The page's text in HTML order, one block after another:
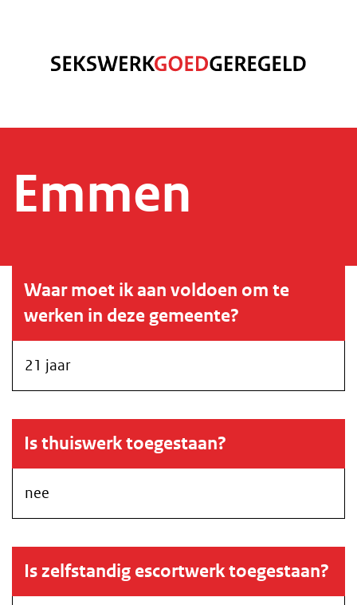
Emmen
Waar moet ik aan voldoen om te
werken in deze gemeente?
21 jaar
Is thuiswerk toegestaan?
nee
Is zelfstandig escortwerk toegestaan?